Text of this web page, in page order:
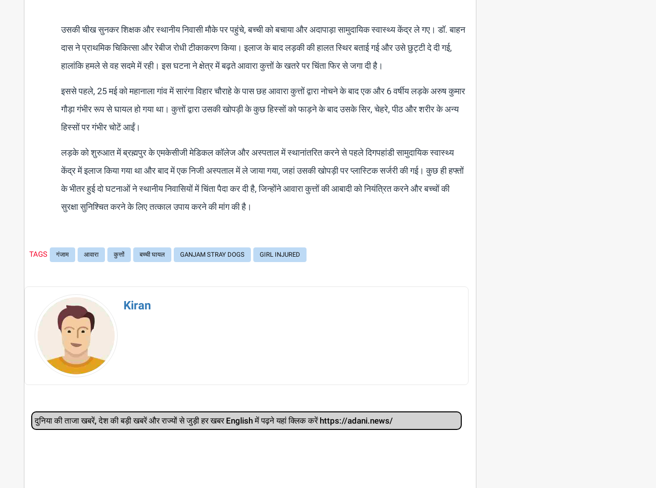
उसकी चीख सुनकर शिक्षक और स्थानीय निवासी मौके पर पहुंचे, बच्ची को बचाया और अदापाड़ा सामुदायिक स्वास्थ्य केंद्र ले गए। डॉ. बाहन
दास ने प्राथमिक चिकित्सा और रेबीज रोधी टीकाकरण किया। इलाज के बाद लड़की की हालत स्थिर बताई गई और उसे छुट्टी दे दी गई,
हालांकि हमले से वह सदमे में रही। इस घटना ने क्षेत्र में बढ़ते आवारा कुत्तों के खतरे पर चिंता फिर से जगा दी है।
इससे पहले, 25 मई को महानाला गांव में सारंगा विहार चौराहे के पास छह आवारा कुत्तों द्वारा नोचने के बाद एक और 6 वर्षीय लड़के अरुष कुमार
गौड़ा गंभीर रूप से घायल हो गया था। कुत्तों द्वारा उसकी खोपड़ी के कुछ हिस्सों को फाड़ने के बाद उसके सिर, चेहरे, पीठ और शरीर के अन्य
हिस्सों पर गंभीर चोटें आईं।
लड़के को शुरुआत में ब्रह्मपुर के एमकेसीजी मेडिकल कॉलेज और अस्पताल में स्थानांतरित करने से पहले दिगपहांडी सामुदायिक स्वास्थ्य
केंद्र में इलाज किया गया था और बाद में एक निजी अस्पताल में ले जाया गया, जहां उसकी खोपड़ी पर प्लास्टिक सर्जरी की गई। कुछ ही हफ्तों
के भीतर हुई दो घटनाओं ने स्थानीय निवासियों में चिंता पैदा कर दी है, जिन्होंने आवारा कुत्तों की आबादी को नियंत्रित करने और बच्चों की
सुरक्षा सुनिश्चित करने के लिए तत्काल उपाय करने की मांग की है।
TAGS गंजाम आवारा कुत्तों बच्ची घायल GANJAM STRAY DOGS GIRL INJURED
Kiran
दुनिया की ताजा खबरें, देश की बड़ी खबरें और राज्‍यों से जुड़ी हर खबर English में पढ़ने यहां क्लिक करें https://adani.news/